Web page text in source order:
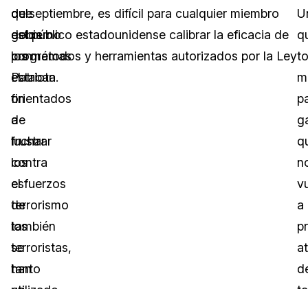
del
gobierno
con
el
fin
de
luchar
contra
el
terrorismo
también
se
han
que
estos
programas
estaban
orientados
a
frustrar
los
esfuerzos
de
los
terroristas,
tanto
de septiembre, es difícil para cualquier miembro
del público estadounidense calibrar la eficacia de
los métodos y herramientas autorizados por la Ley
Patriota.
a